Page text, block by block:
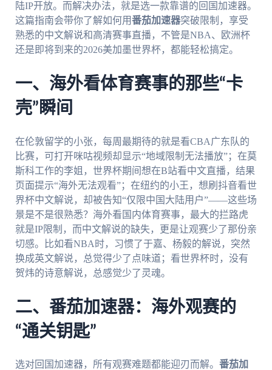
陆IP开放。而解决办法，就是选一款靠谱的回国加速器。
这篇指南会带你了解如何用番茄加速器突破限制，享受
熟悉的中文解说和高清赛事直播，不管是NBA、欧洲杯
还是即将到来的2026美加墨世界杯，都能轻松搞定。
一、海外看体育赛事的那些“卡
壳”瞬间
在伦敦留学的小张，每周最期待的就是看CBA广东队的
比赛，可打开咪咕视频却显示“地域限制无法播放”；在莫
斯科工作的李姐，世界杯期间想在B站看中文直播，结果
页面提示“海外无法观看”；在纽约的小王，想刷抖音看世
界杯中文解说，却被告知“仅限中国大陆用户”——这些场
景是不是很熟悉？海外看国内体育赛事，最大的拦路虎
就是IP限制，而中文解说的缺失，更是让观赛少了那份亲
切感。比如看NBA时，习惯了于嘉、杨毅的解说，突然
换成英文解说，总觉得少了点味道；看世界杯时，没有
贺炜的诗意解说，总感觉少了灵魂。
二、番茄加速器：海外观赛的
“通关钥匙”
选对回国加速器，所有观赛难题都能迎刃而解。 番茄加